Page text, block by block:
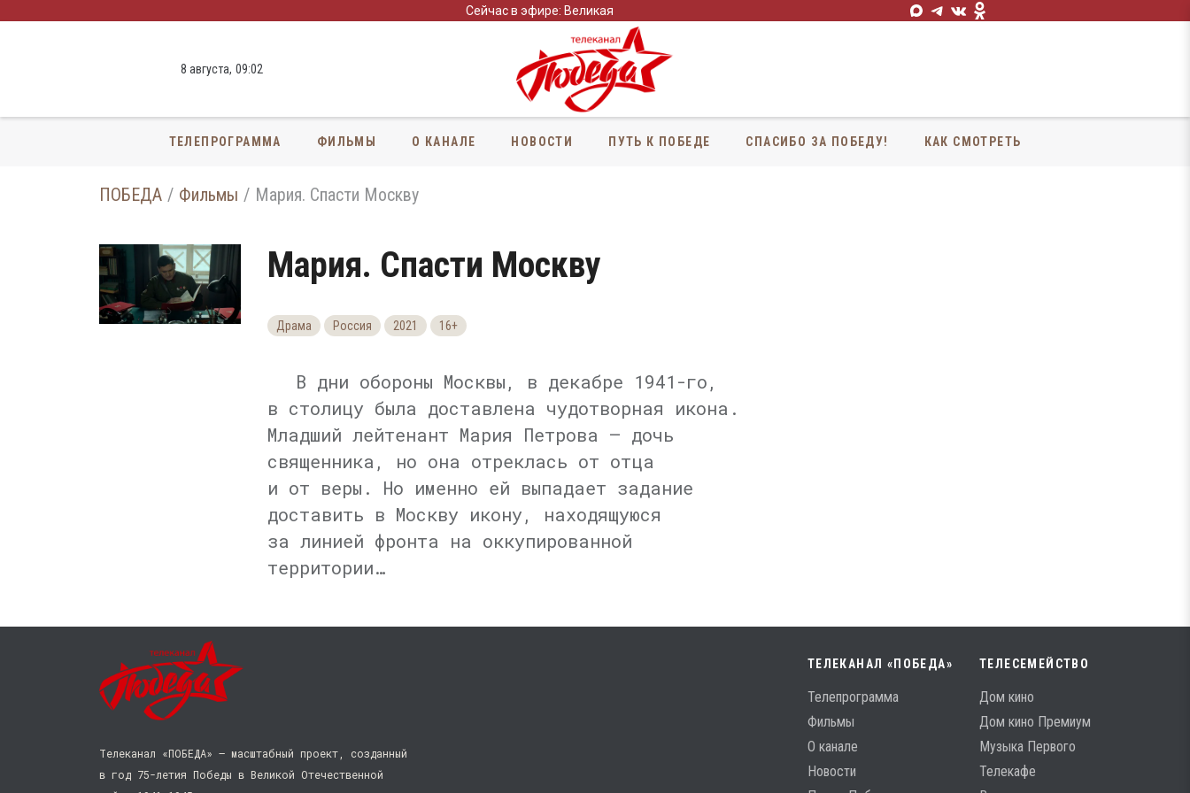
Сейчас в эфире: Великая
8 августа, 09:02
ТЕЛЕПРОГРАММА ФИЛЬМЫ О КАНАЛЕ НОВОСТИ ПУТЬ К ПОБЕДЕ СПАСИБО ЗА ПОБЕДУ! КАК СМОТРЕТЬ
ПОБЕДА Фильмы Мария. Спасти Москву
Мария. Спасти Москву
Драма Россия 2021 16+
В дни обороны Москвы, в декабре 1941-го,
в столицу была доставлена чудотворная икона.
Младший лейтенант Мария Петрова — дочь
священника, но она отреклась от отца
и от веры. Но именно ей выпадает задание
доставить в Москву икону, находящуюся
за линией фронта на оккупированной
территории…
Телеканал «ПОБЕДА» — масштабный проект, созданный
в год 75-летия Победы в Великой Отечественной
ТЕЛЕКАНАЛ «ПОБЕДА»
Телепрограмма
Фильмы
О канале
Новости
ТЕЛЕСЕМЕЙСТВО
Дом кино
Дом кино Премиум
Музыка Первого
Телекафе